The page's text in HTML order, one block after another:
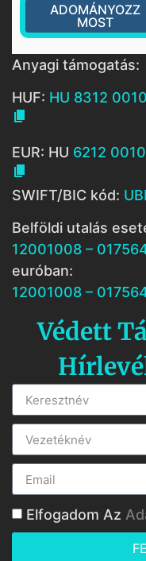
ADOMÁNYOZZ
MOST
Anyagi támogatás:
HUF: HU 8312

EUR: HU 6212

SWIFT/BIC kód:
Belföldi utalás
12001008 –
euróban:
12001008 –
Védett
Elfogadom Az